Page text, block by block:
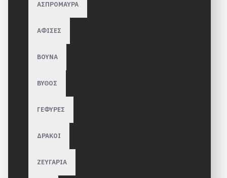
ΑΣΠΡΟΜΑΥΡΑ
ΑΦΙΣΕΣ
ΒΟΥΝΑ
ΒΥΘΟΣ
ΓΕΦΥΡΕΣ
ΔΡΑΚΟΙ
ΖΕΥΓΑΡΙΑ